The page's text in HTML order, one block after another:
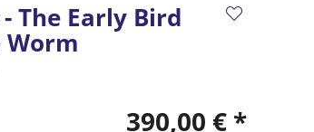
The Early Bird
Worm
390,00 € *